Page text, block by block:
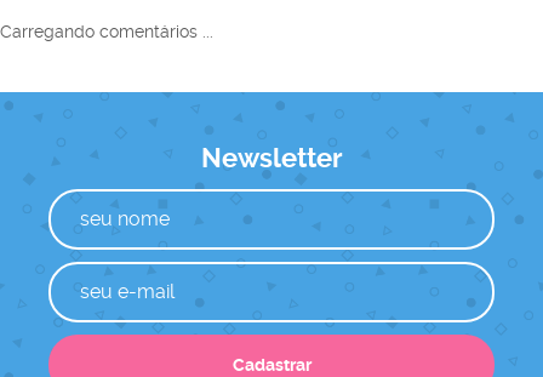
Carregando comentários ...
Newsletter
Cadastrar